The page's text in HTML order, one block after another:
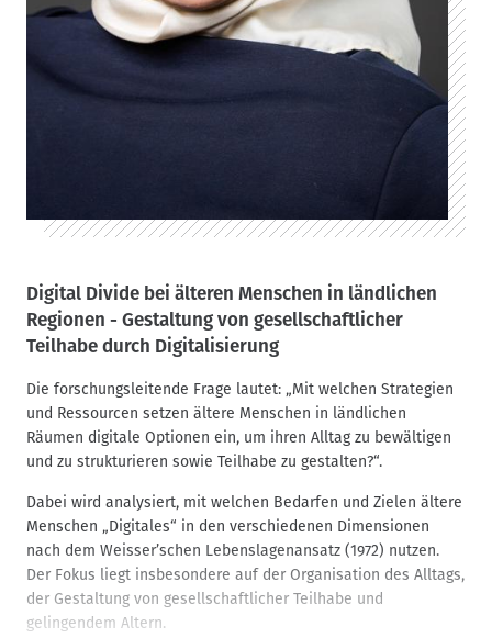
Digital Divide bei älteren Menschen in ländlichen
Regionen - Gestaltung von gesellschaftlicher
Teilhabe durch Digitalisierung
Die forschungsleitende Frage lautet: „Mit welchen Strategien
und Ressourcen setzen ältere Menschen in ländlichen
Räumen digitale Optionen ein, um ihren Alltag zu bewältigen
und zu strukturieren sowie Teilhabe zu gestalten?“.
Dabei wird analysiert, mit welchen Bedarfen und Zielen ältere
Menschen „Digitales“ in den verschiedenen Dimensionen
nach dem Weisser’schen Lebenslagenansatz (1972) nutzen.
Der Fokus liegt insbesondere auf der Organisation des Alltags,
der Gestaltung von gesellschaftlicher Teilhabe und
gelingendem Altern.